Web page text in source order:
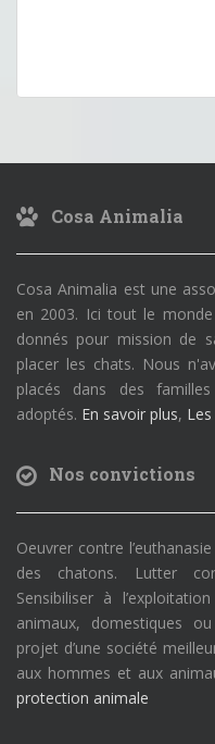
Cosa Animalia
Cosa Animalia est une
en 2003. Ici tout le
donnés pour mission de
placer les chats. Nous
placés dans des
adoptés. En savoir plus,
Nos convictions
Oeuvrer contre
des chatons. Lutter
Sensibiliser à
animaux, domestiques
projet d’une société
aux hommes et aux
protection animale